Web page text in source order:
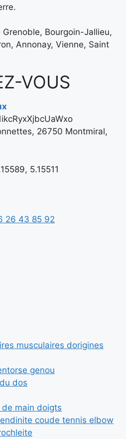
Bourgoin-Jallieu,
Annonay, Vienne, Saint
VOUS
26750 Montmiral,
5.15511
26 43 85 92
musculaires dorigines
genou
dos
main doigts
coude tennis elbow